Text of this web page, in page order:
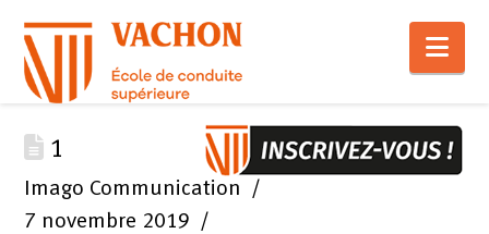
1
Imago Communication
7 novembre 2019